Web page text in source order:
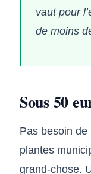
vaut pour
de moins
Sous 50
Pas besoin
plantes
grand-chose.